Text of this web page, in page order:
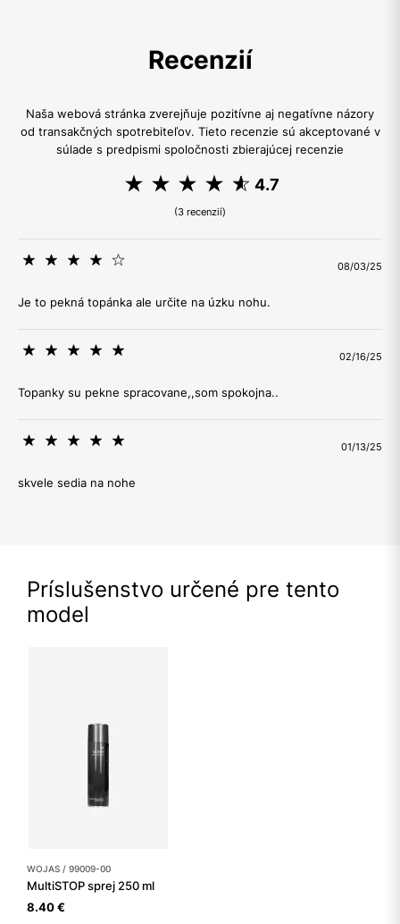
Recenzií
Naša webová stránka zverejňuje pozitívne aj negatívne názory
od transakčných spotrebiteľov. Tieto recenzie sú akceptované v
súlade s predpismi spoločnosti zbierajúcej recenzie
4.7
(3 recenzií)
08/03/25
Je to pekná topánka ale určite na úzku nohu.
02/16/25
Topanky su pekne spracovane,,som spokojna..
01/13/25
skvele sedia na nohe
Príslušenstvo určené pre tento
model
WOJAS / 99009-00
MultiSTOP sprej 250 ml
8.40 €